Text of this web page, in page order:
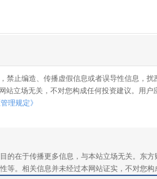
禁止编造、传播虚假信息或者误导性信息，
站立场无关，不对您构成任何投资建议。用
理规定》
的在于传播更多信息，与本站立场无关。东
等。相关信息并未经过本网站证实，不对您